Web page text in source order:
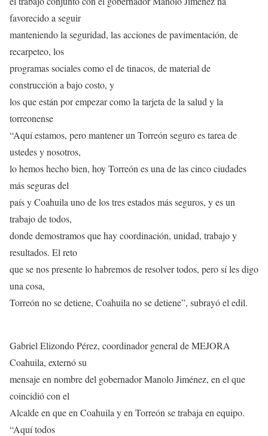
favorecido a seguir
manteniendo la seguridad, las acciones de pavimentación, de
recarpeteo, los
programas sociales como el de tinacos, de material de
construcción a bajo costo, y
los que están por empezar como la tarjeta de la salud y la
torreonense
“Aquí estamos, pero mantener un Torreón seguro es tarea de
ustedes y nosotros,
lo hemos hecho bien, hoy Torreón es una de las cinco ciudades
más seguras del
país y Coahuila uno de los tres estados más seguros, y es un
trabajo de todos,
donde demostramos que hay coordinación, unidad, trabajo y
resultados. El reto
que se nos presente lo habremos de resolver todos, pero sí les digo
una cosa,
Torreón no se detiene, Coahuila no se detiene”, subrayó el edil.
Gabriel Elizondo Pérez, coordinador general de MEJORA
Coahuila, externó su
mensaje en nombre del gobernador Manolo Jiménez, en el que
coincidió con el
Alcalde en que en Coahuila y en Torreón se trabaja en equipo.
“Aquí todos